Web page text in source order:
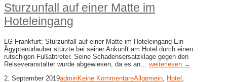
Sturzunfall auf einer Matte im
Hoteleingang
LG Frankfurt: Sturzunfall auf einer Matte im Hoteleingang Ein
Ägyptenurlauber stürzte bei seiner Ankunft am Hotel durch einen
rutschigen Fußabtreter. Seine Schadensersatzklage gegen den
Reiseveranstalter wurde abgewiesen, da es an… weiterlesen →
2. September 2019adminKeine KommentareAllgemein Hotel